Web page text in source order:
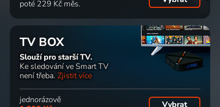
poté 229 Kč měs.
TV BOX
Slouží pro starší TV.
Ke sledování ve Smart TV
není třeba. Zjistit více
jednorázově
Vybrat